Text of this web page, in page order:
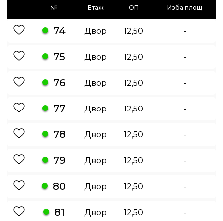
№ Етаж ОП Изба площ
74 Двор 12,50 -
75 Двор 12,50 -
76 Двор 12,50 -
77 Двор 12,50 -
78 Двор 12,50 -
79 Двор 12,50 -
80 Двор 12,50 -
81 Двор 12,50 -